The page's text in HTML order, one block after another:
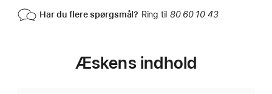
Har du flere spørgsmål? Ring til 80 60 10 43
Æskens indhold